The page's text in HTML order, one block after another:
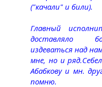
("качали" и били).
Главный
доставляло
издеваться над
мне, но и
Абабкову и мн.
помню.